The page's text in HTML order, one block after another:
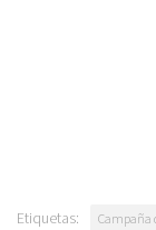
Etiquetas: Campaña